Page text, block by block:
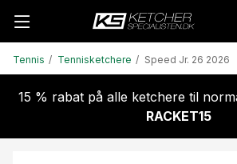
Tennis Tennisketchere Speed Jr. 26 2026
15 % rabat på alle ketchere til
RACKET15